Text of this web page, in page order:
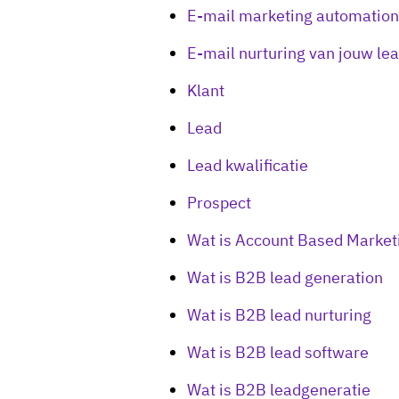
E-mail marketing automation
E-mail nurturing van jouw
Klant
Lead
Lead kwalificatie
Prospect
Wat is Account Based
Wat is B2B lead generation
Wat is B2B lead nurturing
Wat is B2B lead software
Wat is B2B leadgeneratie